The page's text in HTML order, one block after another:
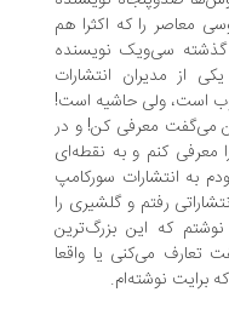
را که اکثرا هم
سی‌ویک نویسنده‌
انتشارات
ولی حاشیه است!
معرفی کن! و در
و به نقطه‌ای
سورکامپ
رفتم و گلشیری را
این بزرگ‌ترین
یا واقعا
نوشته‌ام.